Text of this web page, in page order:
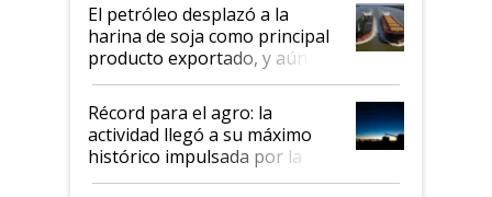
El petróleo desplazó a la
harina de soja como principal
producto exportado, y aún así
el agro aportó casi seis de cada
diez dólares y sostuvo el
liderazgo en un semestre
récord
Récord para el agro: la
actividad llegó a su máximo
histórico impulsada por la
cosecha y las exportaciones